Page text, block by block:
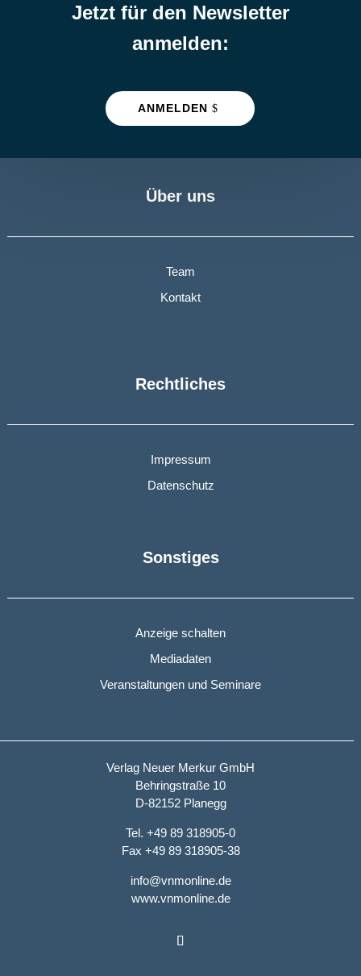
Jetzt für den Newsletter
anmelden:
ANMELDEN
Über uns
Team
Kontakt
Rechtliches
Impressum
Datenschutz
Sonstiges
Anzeige schalten
Mediadaten
Veranstaltungen und Seminare
Verlag Neuer Merkur GmbH
Behringstraße 10
D-82152 Planegg
Tel. +49 89 318905-0
Fax +49 89 318905-38
info@vnmonline.de
www.vnmonline.de